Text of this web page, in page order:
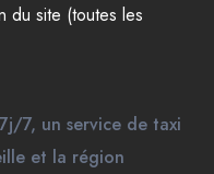
du site (toutes les
7, un service de taxi
et la région